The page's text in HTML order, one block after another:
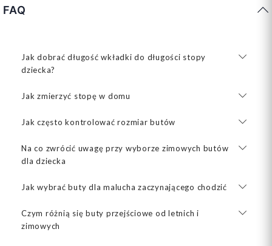
FAQ
Jak dobrać długość wkładki do długości stopy
dziecka?
Jak zmierzyć stopę w domu
Jak często kontrolować rozmiar butów
Na co zwrócić uwagę przy wyborze zimowych butów
dla dziecka
Jak wybrać buty dla malucha zaczynającego chodzić
Czym różnią się buty przejściowe od letnich i
zimowych